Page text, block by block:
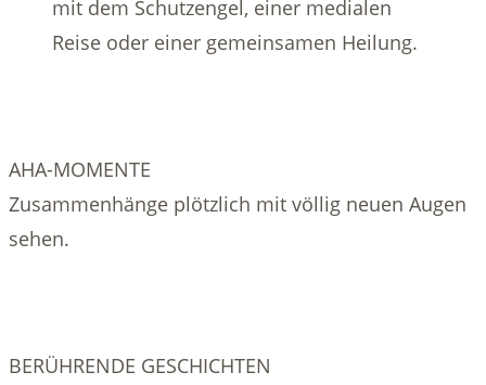
mit dem Schutzengel, einer medialen
Reise oder einer gemeinsamen Heilung.
AHA-MOMENTE
Zusammenhänge plötzlich mit völlig neuen Augen
sehen.
BERÜHRENDE GESCHICHTEN